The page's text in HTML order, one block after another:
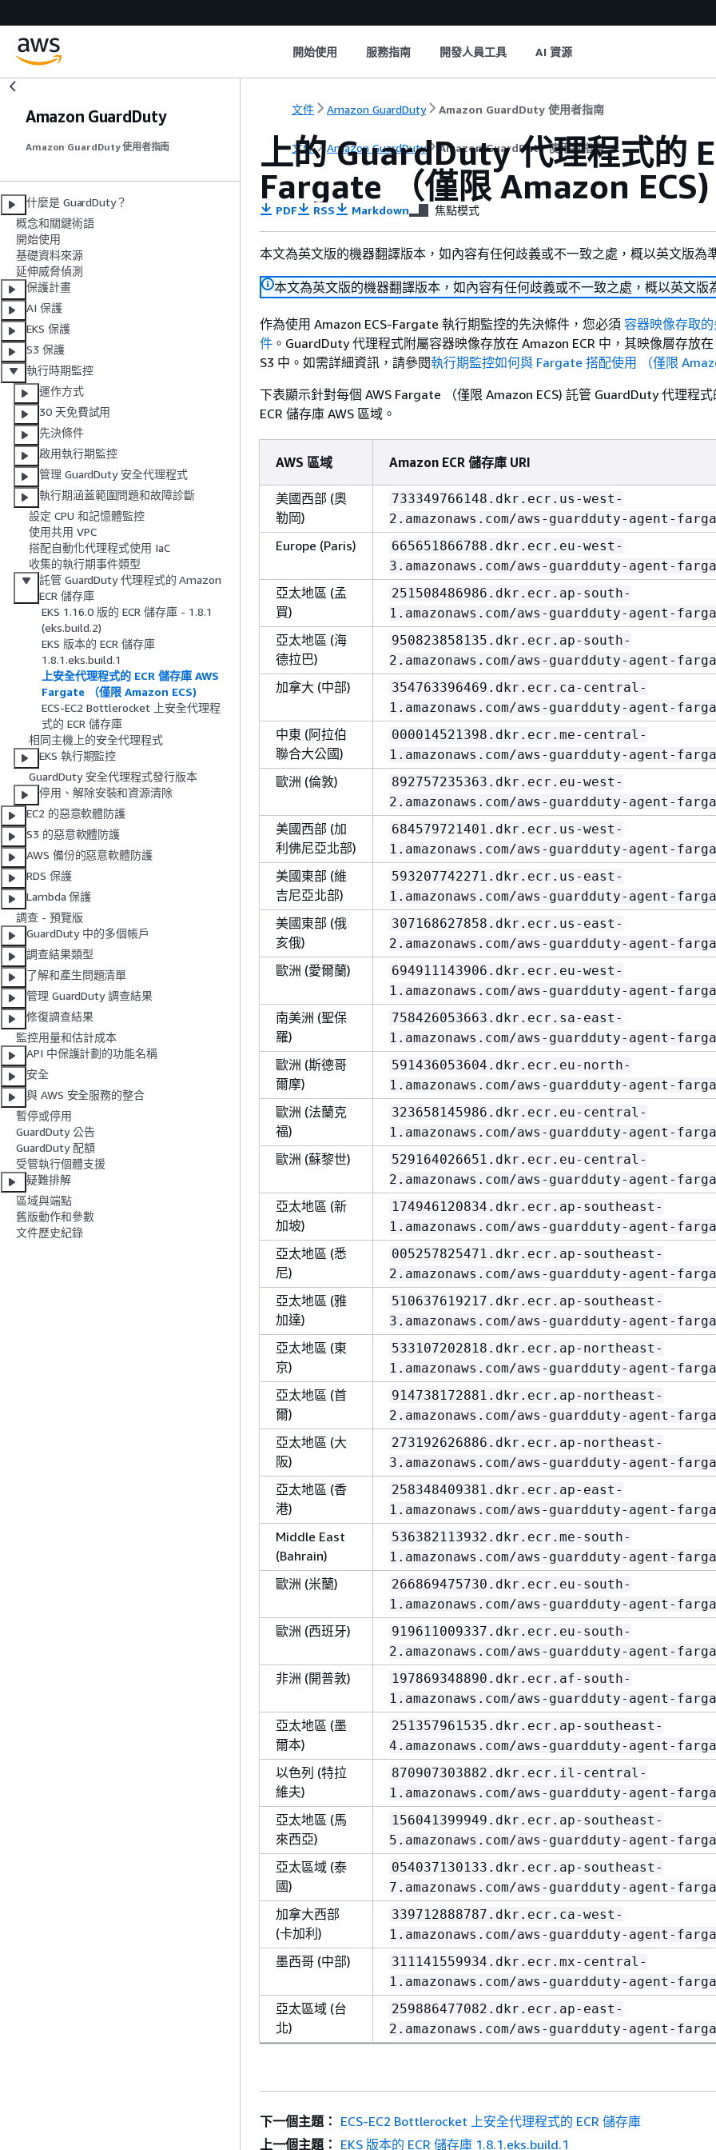
開始使用 服務指南 開發人員工具 AI 資源
Amazon GuardDuty
Amazon GuardDuty 使用者指南
什麼是 GuardDuty？
概念和關鍵術語
開始使用
基礎資料來源
延伸威脅偵測
保護計畫
AI 保護
EKS 保護
S3 保護
執行時期監控
運作方式
30 天免費試用
先決條件
啟用執行期監控
管理 GuardDuty 安全代理程式
執行期涵蓋範圍問題和故障診斷
設定 CPU 和記憶體監控
使用共用 VPC
搭配自動化代理程式使用 IaC
收集的執行期事件類型
託管 GuardDuty 代理程式的 Amazon
ECR 儲存庫
EKS 1.16.0 版的 ECR 儲存庫 - 1.8.1
(eks.build.2)
EKS 版本的 ECR 儲存庫
1.8.1.eks.build.1
上安全代理程式的 ECR 儲存庫 AWS
Fargate （僅限 Amazon ECS)
ECS-EC2 Bottlerocket 上安全代理程
式的 ECR 儲存庫
相同主機上的安全代理程式
EKS 執行期監控
GuardDuty 安全代理程式發行版本
停用、解除安裝和資源清除
EC2 的惡意軟體防護
S3 的惡意軟體防護
AWS 備份的惡意軟體防護
RDS 保護
Lambda 保護
調查 - 預覽版
GuardDuty 中的多個帳戶
調查結果類型
了解和產生問題清單
管理 GuardDuty 調查結果
修復調查結果
監控用量和估計成本
API 中保護計劃的功能名稱
安全
與 AWS 安全服務的整合
暫停或停用
GuardDuty 公告
GuardDuty 配額
受管執行個體支援
疑難排解
區域與端點
舊版動作和參數
文件歷史紀錄
文件 Amazon GuardDuty Amazon GuardDuty 使用者指南
文件 Amazon GuardDuty Amazon GuardDuty 使用者指南
上的 GuardDuty 代理程式的
Fargate （僅限 Amazon ECS)
PDF RSS Markdown 焦點模式
本文為英文版的機器翻譯版本，如內容有任何歧義或不一致之處，概以英文版為
本文為英文版的機器翻譯版本，如內容有任何歧義或不一致之處，概以英文版
作為使用 Amazon ECS-Fargate 執行期監控的先決條件，您必須 容器映像存取
件 。GuardDuty 代理程式附屬容器映像存放在 Amazon ECR 中，其映像層存放
S3 中。如需詳細資訊，請參閱執行期監控如何與 Fargate 搭配使用 （僅限
下表顯示針對每個 AWS Fargate （僅限 Amazon ECS) 託管 GuardDuty 代理程
ECR 儲存庫 AWS 區域。
AWS 區域 Amazon ECR 儲存庫 URI
美國西部 (奧
勒岡)
733349766148.dkr.ecr.us-west-
2.amazonaws.com/aws-guardduty-agent-
Europe (Paris)
665651866788.dkr.ecr.eu-west-
3.amazonaws.com/aws-guardduty-agent-
亞太地區 (孟
買)
251508486986.dkr.ecr.ap-south-
1.amazonaws.com/aws-guardduty-agent-
亞太地區 (海
德拉巴)
950823858135.dkr.ecr.ap-south-
2.amazonaws.com/aws-guardduty-agent-
加拿大 (中部)
354763396469.dkr.ecr.ca-central-
1.amazonaws.com/aws-guardduty-agent-
中東 (阿拉伯
聯合大公國)
000014521398.dkr.ecr.me-central-
1.amazonaws.com/aws-guardduty-agent-
歐洲 (倫敦)
892757235363.dkr.ecr.eu-west-
2.amazonaws.com/aws-guardduty-agent-
美國西部 (加
利佛尼亞北部)
684579721401.dkr.ecr.us-west-
1.amazonaws.com/aws-guardduty-agent-
美國東部 (維
吉尼亞北部)
593207742271.dkr.ecr.us-east-
1.amazonaws.com/aws-guardduty-agent-
美國東部 (俄
亥俄)
307168627858.dkr.ecr.us-east-
2.amazonaws.com/aws-guardduty-agent-
歐洲 (愛爾蘭)
694911143906.dkr.ecr.eu-west-
1.amazonaws.com/aws-guardduty-agent-
南美洲 (聖保
羅)
758426053663.dkr.ecr.sa-east-
1.amazonaws.com/aws-guardduty-agent-
歐洲 (斯德哥
爾摩)
591436053604.dkr.ecr.eu-north-
1.amazonaws.com/aws-guardduty-agent-
歐洲 (法蘭克
福)
323658145986.dkr.ecr.eu-central-
1.amazonaws.com/aws-guardduty-agent-
歐洲 (蘇黎世)
529164026651.dkr.ecr.eu-central-
2.amazonaws.com/aws-guardduty-agent-
亞太地區 (新
加坡)
174946120834.dkr.ecr.ap-southeast-
1.amazonaws.com/aws-guardduty-agent-
亞太地區 (悉
尼)
005257825471.dkr.ecr.ap-southeast-
2.amazonaws.com/aws-guardduty-agent-
亞太地區 (雅
加達)
510637619217.dkr.ecr.ap-southeast-
3.amazonaws.com/aws-guardduty-agent-
亞太地區 (東
京)
533107202818.dkr.ecr.ap-northeast-
1.amazonaws.com/aws-guardduty-agent-
亞太地區 (首
爾)
914738172881.dkr.ecr.ap-northeast-
2.amazonaws.com/aws-guardduty-agent-
亞太地區 (大
阪)
273192626886.dkr.ecr.ap-northeast-
3.amazonaws.com/aws-guardduty-agent-
亞太地區 (香
港)
258348409381.dkr.ecr.ap-east-
1.amazonaws.com/aws-guardduty-agent-
Middle East
(Bahrain)
536382113932.dkr.ecr.me-south-
1.amazonaws.com/aws-guardduty-agent-
歐洲 (米蘭)
266869475730.dkr.ecr.eu-south-
1.amazonaws.com/aws-guardduty-agent-
歐洲 (西班牙)
919611009337.dkr.ecr.eu-south-
2.amazonaws.com/aws-guardduty-agent-
非洲 (開普敦)
197869348890.dkr.ecr.af-south-
1.amazonaws.com/aws-guardduty-agent-
亞太地區 (墨
爾本)
251357961535.dkr.ecr.ap-southeast-
4.amazonaws.com/aws-guardduty-agent-
以色列 (特拉
維夫)
870907303882.dkr.ecr.il-central-
1.amazonaws.com/aws-guardduty-agent-
亞太地區 (馬
來西亞)
156041399949.dkr.ecr.ap-southeast-
5.amazonaws.com/aws-guardduty-agent-
亞太區域 (泰
國)
054037130133.dkr.ecr.ap-southeast-
7.amazonaws.com/aws-guardduty-agent-
加拿大西部
(卡加利)
339712888787.dkr.ecr.ca-west-
1.amazonaws.com/aws-guardduty-agent-
墨西哥 (中部)
311141559934.dkr.ecr.mx-central-
1.amazonaws.com/aws-guardduty-agent-
亞太區域 (台
北)
259886477082.dkr.ecr.ap-east-
2.amazonaws.com/aws-guardduty-agent-
下一個主題： ECS-EC2 Bottlerocket 上安全代理程式的 ECR 儲存庫
上一個主題： EKS 版本的 ECR 儲存庫 1.8.1.eks.build.1